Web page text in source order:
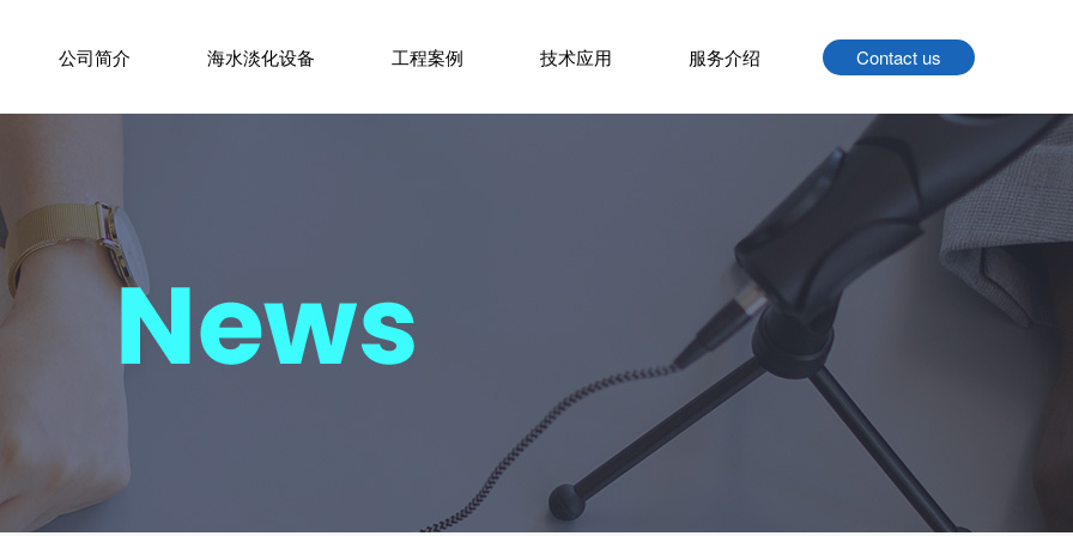
公司简介 海水淡化设备 工程案例 技术应用 服务介绍 Contact us